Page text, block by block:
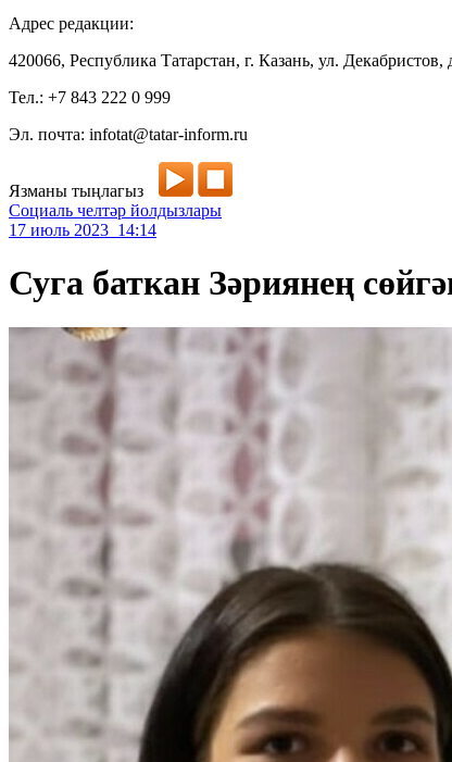
Адрес редакции:
420066, Республика Татарстан, г. Казань, ул. Декабристов,
Тел.: +7 843 222 0 999
Эл. почта: infotat@tatar-inform.ru
Язманы тыңлагыз
Социаль челтәр йолдызлары
17 июль 2023 14:14
Суга баткан Зәриянең